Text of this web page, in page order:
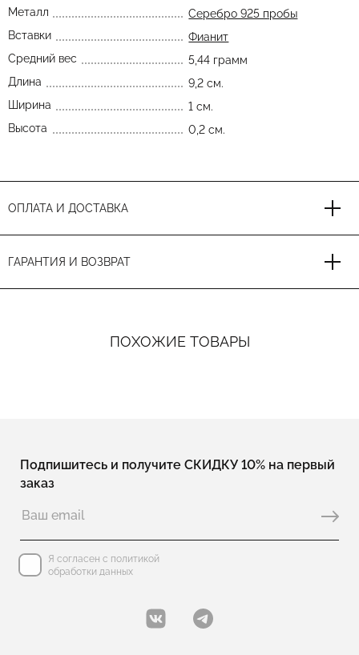
Металл
Серебро 925 пробы
Вставки
Фианит
Средний вес
5,44 грамм
Длина
9,2 см.
Ширина
1 см.
Высота
0,2 см.
ОПЛАТА И ДОСТАВКА
ГАРАНТИЯ И ВОЗВРАТ
ПОХОЖИЕ ТОВАРЫ
Подпишитесь и получите СКИДКУ 10% на первый
заказ
Я согласен с политикой
обработки данных